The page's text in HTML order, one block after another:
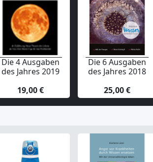
Die 4 Ausgaben
des Jahres 2019
19,00 €
Die 6 Ausgaben
des Jahres 2018
25,00 €